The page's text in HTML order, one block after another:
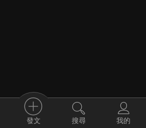
發文 搜尋 我的